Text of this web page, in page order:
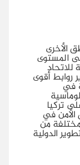
الأخرى
المستوى
للاتحاد
روابط أقوى
في
تركيا
في
مختلفة من
الدولية